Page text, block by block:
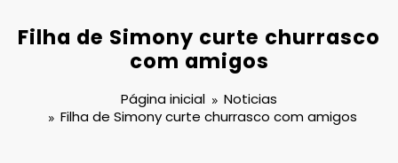
Filha de Simony curte churrasco
com amigos
Página inicial
Noticias
Filha de Simony curte churrasco com amigos